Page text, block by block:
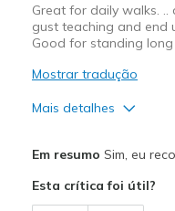
Great for daily walks. ..
gust teaching and end
Good for standing long
Mostrar tradução
Mais detalhes
Comfortable
Em resumo Sim, eu
Esta crítica foi útil?